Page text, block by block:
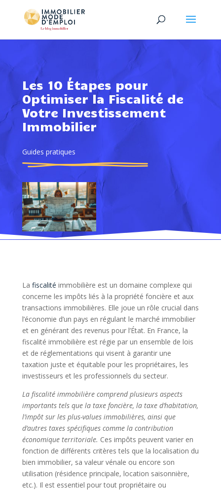
Les 10 Étapes pour
Optimiser la Fiscalité de
Votre Investissement
Immobilier
Guides pratiques
La fiscalité immobilière est un domaine complexe qui
concerne les impôts liés à la propriété foncière et aux
transactions immobilières. Elle joue un rôle crucial dans
l’économie d’un pays en régulant le marché immobilier
et en générant des revenus pour l’État. En France, la
fiscalité immobilière est régie par un ensemble de lois
et de réglementations qui visent à garantir une
taxation juste et équitable pour les propriétaires, les
investisseurs et les professionnels du secteur.
La fiscalité immobilière comprend plusieurs aspects
importants tels que la taxe foncière, la taxe d’habitation,
l’impôt sur les plus-values immobilières, ainsi que
d’autres taxes spécifiques comme la contribution
économique territoriale. Ces impôts peuvent varier en
fonction de différents critères tels que la localisation du
bien immobilier, sa valeur vénale ou encore son
utilisation (résidence principale, location saisonnière,
etc.). Il est essentiel pour tout propriétaire ou